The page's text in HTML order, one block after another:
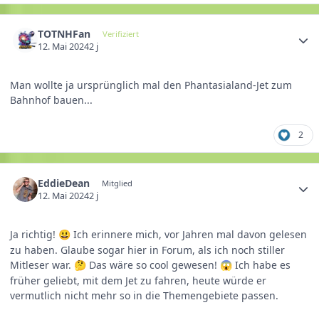
TOTNHFan Verifiziert
12. Mai 20242 j
Man wollte ja ursprünglich mal den Phantasialand-Jet zum
Bahnhof bauen...
2
EddieDean Mitglied
12. Mai 20242 j
Ja richtig! 😃 Ich erinnere mich, vor Jahren mal davon gelesen
zu haben. Glaube sogar hier in Forum, als ich noch stiller
Mitleser war. 🤔 Das wäre so cool gewesen! 😱 Ich habe es
früher geliebt, mit dem Jet zu fahren, heute würde er
vermutlich nicht mehr so in die Themengebiete passen.